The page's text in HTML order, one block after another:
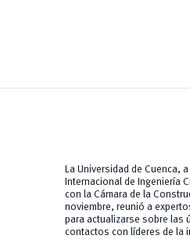
La Universidad de Cuenca,
Internacional de Ingeniería
con la Cámara de la
noviembre, reunió a
para actualizarse sobre las
contactos con líderes de la